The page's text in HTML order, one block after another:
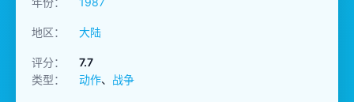
地区： 大陆
评分：
7.7
类型：
动作、 战争